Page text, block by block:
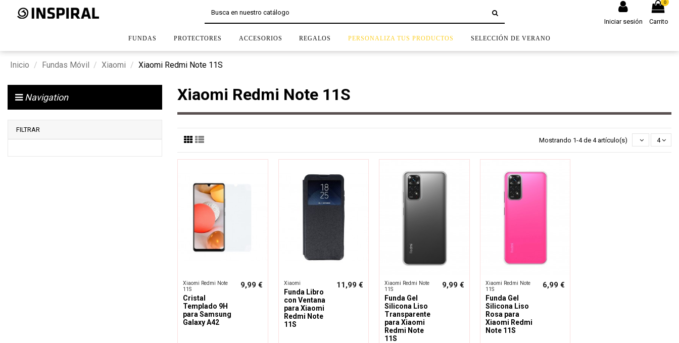
Iniciar sesión
0
Carrito
FUNDAS PROTECTORES ACCESORIOS REGALOS PERSONALIZA TUS PRODUCTOS SELECCIÓN DE VERANO
Inicio Fundas Móvil Xiaomi Xiaomi Redmi Note 11S
Xiaomi Redmi Note 11S
Mostrando 1-4 de 4 artículo(s) 4
Xiaomi Redmi Note
11S
Cristal
Templado 9H
para Samsung
Galaxy A42
9,99 € Xiaomi
Funda Libro
con Ventana
para Xiaomi
Redmi Note
11S
11,99 €
Xiaomi Redmi Note
11S
Funda Gel
Silicona Liso
Transparente
para Xiaomi
Redmi Note
11S
9,99 €
Xiaomi Redmi Note
11S
Funda Gel
Silicona Liso
Rosa para
Xiaomi Redmi
Note 11S
6,99 €
Navigation
FILTRAR